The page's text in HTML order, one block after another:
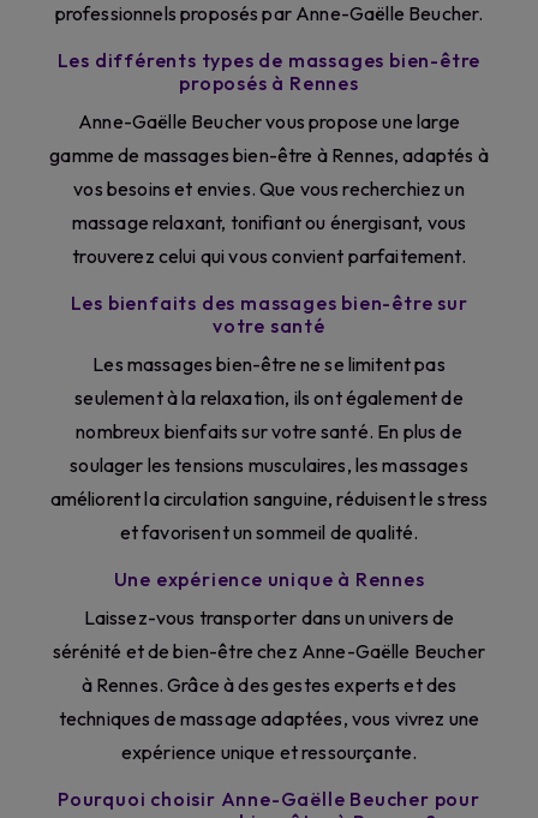
professionnels proposés par Anne-Gaëlle Beucher.
Les différents types de massages bien-être
proposés à Rennes
Anne-Gaëlle Beucher vous propose une large
gamme de massages bien-être à Rennes, adaptés à
vos besoins et envies. Que vous recherchiez un
massage relaxant, tonifiant ou énergisant, vous
trouverez celui qui vous convient parfaitement.
Les bienfaits des massages bien-être sur
votre santé
Les massages bien-être ne se limitent pas
seulement à la relaxation, ils ont également de
nombreux bienfaits sur votre santé. En plus de
soulager les tensions musculaires, les massages
améliorent la circulation sanguine, réduisent le stress
et favorisent un sommeil de qualité.
Une expérience unique à Rennes
Laissez-vous transporter dans un univers de
sérénité et de bien-être chez Anne-Gaëlle Beucher
à Rennes. Grâce à des gestes experts et des
techniques de massage adaptées, vous vivrez une
expérience unique et ressourçante.
Pourquoi choisir Anne-Gaëlle Beucher pour